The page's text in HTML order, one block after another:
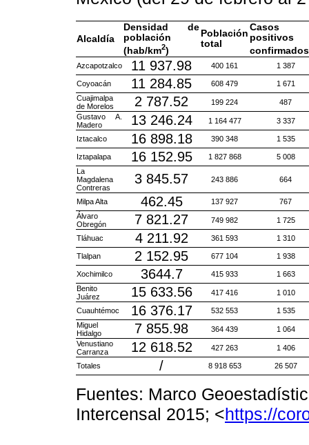
Alcaldía
Densidad de
población
(hab/km2)
Población
total
Casos
positivos
confirmados
Azcapotzalco 11 937.98 400 161 1 387
Coyoacán 11 284.85 608 479
1 671
Cuajimalpa
de Morelos
2 787.52 199 224
487
Gustavo A.
Madero
13 246.24 1 164 477 3 337
Iztacalco 16 898.18 390 348 1 535
Iztapalapa 16 152.95 1 827 868
5 008
La
Magdalena
Contreras
3 845.57 243 886 664
Milpa Alta 462.45 137 927
767
Álvaro
Obregón
7 821.27 749 982 1 725
Tláhuac 4 211.92 361 593 1 310
Tlalpan 2 152.95 677 104 1 938
Xochimilco 3644.7 415 933
1 663
Benito
Juárez
15 633.56 417 416 1 010
Cuauhtémoc 16 376.17 532 553
1 535
Miguel
Hidalgo
7 855.98 364 439
1 064
Venustiano
Carranza
12 618.52 427 263 1 406
Totales / 8 918 653 26 507
Fuentes: Marco
Intercensal 2015; <https://